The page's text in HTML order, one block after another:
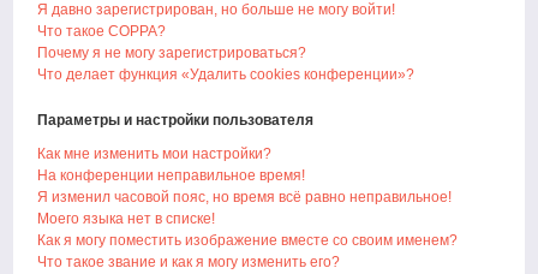
Я давно зарегистрирован, но больше не могу войти!
Что такое COPPA?
Почему я не могу зарегистрироваться?
Что делает функция «Удалить cookies конференции»?
Параметры и настройки пользователя
Как мне изменить мои настройки?
На конференции неправильное время!
Я изменил часовой пояс, но время всё равно неправильное!
Моего языка нет в списке!
Как я могу поместить изображение вместе со своим именем?
Что такое звание и как я могу изменить его?